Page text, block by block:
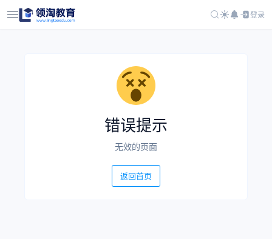
登录
错误提示
无效的页面
返回首页